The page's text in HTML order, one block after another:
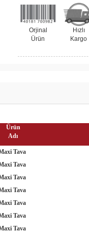
Orjinal
Ürün
Hızlı
Kargo
Ürün
Adı
Tava
Tava
Tava
Tava
Tava
Tava
Tava